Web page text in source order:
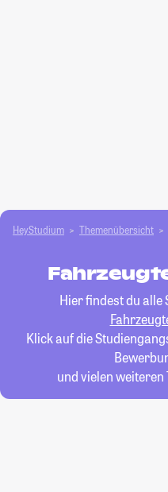
HeyStudium Themenübersicht
Hier findest du alle
Klick auf die
und vielen